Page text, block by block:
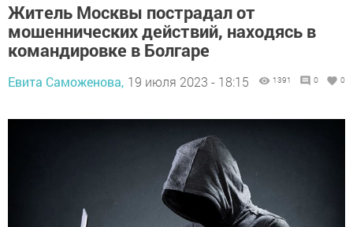
Житель Москвы пострадал от
мошеннических действий, находясь в
командировке в Болгаре
Евита Саможенова, 19 июля 2023 - 18:15 1391 0 0